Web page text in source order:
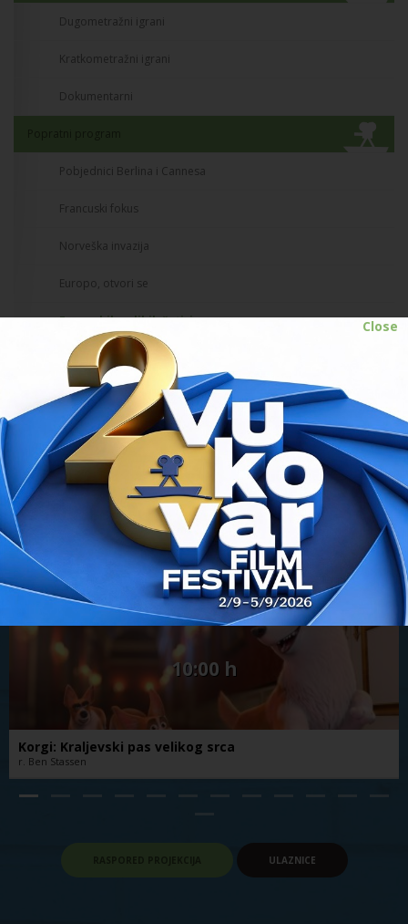
Close
Dugometražni igrani
Kratkometražni igrani
Dokumentarni
Pobjednici Berlina i Cannesa
Francuski fokus
Norveška invazija
Europo, otvori se
Europskih velikih četiri
DokuTV - odabrao Đelo Hadžiselimović
Matineje
Retrospektiva vukovarskih pobjednika
Program zadnjeg dana // 07.07.2019.
CINESTAR VUKOVAR
10:00 h
Korgi: Kraljevski pas velikog srca
r. Ben Stassen
ULAZNICE